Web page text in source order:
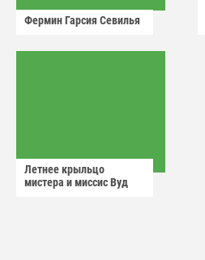
Фермин Гарсия Севилья
Летнее крыльцо
мистера и миссис Вуд